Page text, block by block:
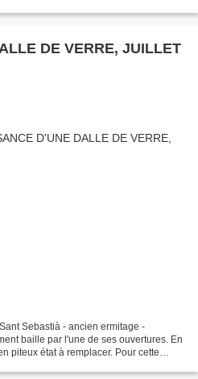
DE VERRE, JUILLET
Sebastià - ancien ermitage -
baille par l'une de ses ouvertures. En
piteux état à remplacer. Pour cette